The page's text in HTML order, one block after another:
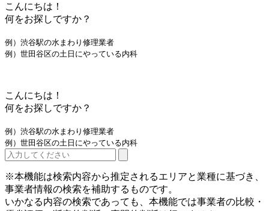
こんにちは！
何をお探しですか？
例）渋谷駅の水まわり修理業者
例）世田谷区の土日にやっている内科
こんにちは！
何をお探しですか？
例）渋谷駅の水まわり修理業者
例）世田谷区の土日にやっている内科
※本機能は検索内容から推定されるエリアと業種に基づき、
事業者情報の検索を補助するものです。
いかなる内容の検索であっても、本機能では事業者の比較・